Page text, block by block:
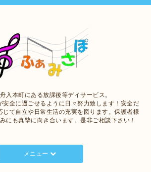
入本町にある放課後等デイサービス。
安全に過ごせるように日々努力致します！安全だ
じて自立や日常生活の充実を図ります。保護者様
にも真摯に向き合います。是非ご相談下さい！
メニュー